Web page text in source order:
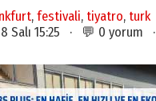
, festivali, tiyatro, turk
Salı 15:25 · 💬 0 yorum ·